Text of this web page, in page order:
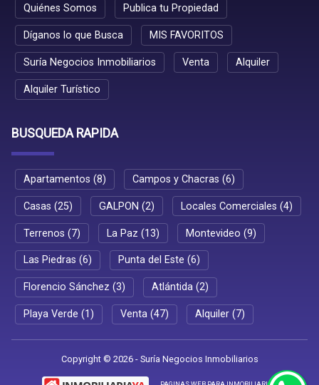
Quiénes Somos Publica tu Propiedad
Díganos lo que Busca MIS FAVORITOS
Suría Negocios Inmobiliarios Venta Alquiler
Alquiler Turístico
BUSQUEDA RAPIDA
Apartamentos (8) Campos y Chacras (6)
Casas (25) GALPON (2) Locales Comerciales (4)
Terrenos (7) La Paz (13) Montevideo (9)
Las Piedras (6) Punta del Este (6)
Florencio Sánchez (3) Atlántida (2)
Playa Verde (1) Venta (47) Alquiler (7)
Copyright © 2026 - Suría Negocios Inmobiliarios